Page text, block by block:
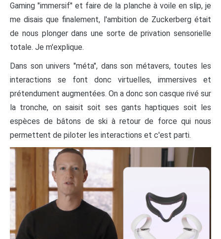
Gaming "immersif" et faire de la planche à voile en slip, je
me disais que finalement, l'ambition de Zuckerberg était
de nous plonger dans une sorte de privation sensorielle
totale. Je m'explique.
Dans son univers "méta", dans son métavers, toutes les
interactions se font donc virtuelles, immersives et
prétendument augmentées. On a donc son casque rivé sur
la tronche, on saisit soit ses gants haptiques soit les
espèces de bâtons de ski à retour de force qui nous
permettent de piloter les interactions et c'est parti.